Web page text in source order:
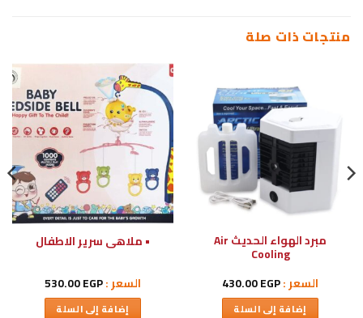
منتجات ذات صلة
مبرد الهواء الحديث Air
Cooling
السعر :
430.00EGP
إضافة إلى السلة
• ملاهى سرير الاطفال
السعر :
530.00EGP
إضافة إلى السلة